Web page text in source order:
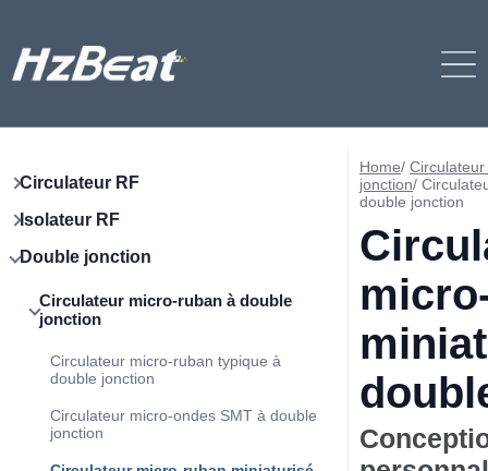
Circulateur RF
Isolateur RF
Double jonction
Circulateur micro-ruban à double
jonction
Circulateur micro-ruban typique à
double jonction
Circulateur micro-ondes SMT à double
jonction
Home/
jonction/
double jonction